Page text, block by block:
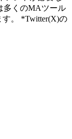
多くのMAツール
。 *Twitter(X)の